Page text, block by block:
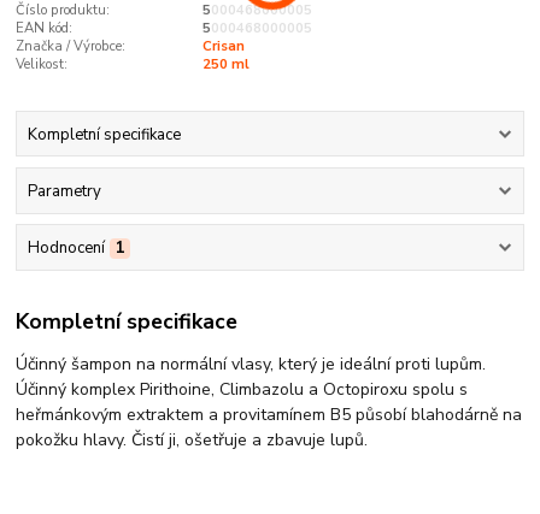
Číslo produktu:
5000468000005
EAN kód:
5000468000005
Značka / Výrobce:
Crisan
Velikost:
250 ml
Kompletní specifikace
Parametry
Hodnocení 1
Kompletní specifikace
Účinný šampon na normální vlasy, který je ideální proti lupům.
Účinný komplex Pirithoine, Climbazolu a Octopiroxu spolu s
heřmánkovým extraktem a provitamínem B5 působí blahodárně na
pokožku hlavy. Čistí ji, ošetřuje a zbavuje lupů.